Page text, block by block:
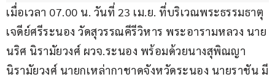
เมื่อเวลา 07.00 น. วันที่ 23 เม.ย. ที่บริเวณพระธรรมธาตุ
เจดีย์ศรีระนอง วัดสุวรรณคีรีวิหาร พระอารามหลวง นาย
นริศ นิรามัยวงศ์ ผวจ.ระนอง พร้อมด้วยนางสุพิณญา
นิรามัยวงศ์ นายกเหล่ากาชาดจังหวัดระนอง นายราชัน มี